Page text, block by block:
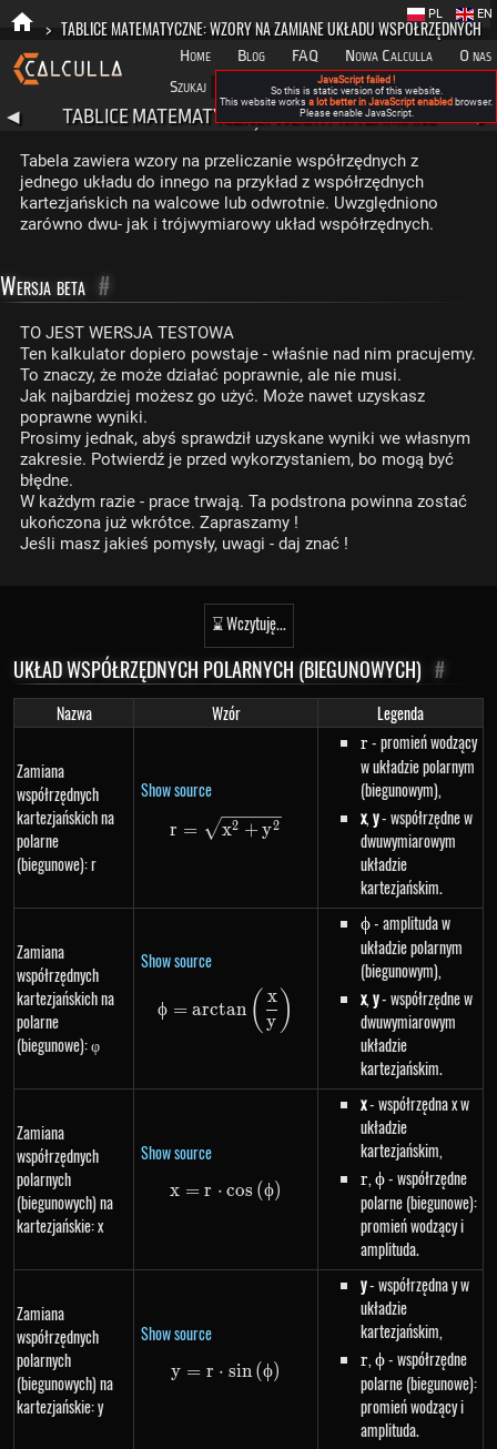
> TABLICE MATEMATYCZNE: WZORY NA ZAMIANE UKŁADU WSPÓŁRZĘDNYCH
Home Blog FAQ Nowa Calculla
O nas
Szukaj
Kategorie
EN
PL
◀
TABLICE MATEMATYCZNE: WZORY NA ZAMIANE
Tabela zawiera wzory na przeliczanie współrzędnych z
jednego układu do innego na przykład z współrzędnych
kartezjańskich na walcowe lub odwrotnie. Uwzględniono
zarówno dwu- jak i trójwymiarowy układ współrzędnych.
Wersja beta #
TO JEST WERSJA TESTOWA
Ten kalkulator dopiero powstaje - właśnie nad nim pracujemy.
To znaczy, że może działać poprawnie, ale nie musi.
Jak najbardziej możesz go użyć. Może nawet uzyskasz
poprawne wyniki.
Prosimy jednak, abyś sprawdził uzyskane wyniki we własnym
zakresie. Potwierdź je przed wykorzystaniem, bo mogą być
błędne.
W każdym razie - prace trwają. Ta podstrona powinna zostać
ukończona już wkrótce. Zapraszamy !
Jeśli masz jakieś pomysły, uwagi - daj znać !
⌛ Wczytuję...
UKŁAD WSPÓŁRZĘDNYCH POLARNYCH (BIEGUNOWYCH) #
Nazwa Wzór Legenda
Zamiana
współrzędnych
kartezjańskich na
polarne
(biegunowe): r
Show source
r=\sqrt{x^{2}+y^{2}}
r = x2 +y2
r
r - promień wodzący
w układzie polarnym
(biegunowym),
x,y- współrzędne w
dwuwymiarowym
układzie
kartezjańskim.
Zamiana
współrzędnych
kartezjańskich na
polarne
(biegunowe): φ
Show source
ϕ = arctan ( y
x )
\phi
ϕ- amplituda w
układzie polarnym
(biegunowym),
x,y- współrzędne w
dwuwymiarowym
układzie
kartezjańskim.
Zamiana
współrzędnych
polarnych
(biegunowych) na
kartezjańskie: x
Show source
x=r \cdot cos\left(\phi\right)
x = r ⋅ cos (ϕ)
x- współrzędna x w
układzie
kartezjańskim,
r
r,\phi
ϕ- współrzędne
polarne (biegunowe):
promień wodzący i
amplituda.
Zamiana
współrzędnych
polarnych
(biegunowych) na
kartezjańskie: y
Show source
y=r \cdot sin\left(\phi\right)
y = r ⋅ sin(ϕ)
y- współrzędna y w
układzie
kartezjańskim,
r
r,\phi
ϕ- współrzędne
polarne (biegunowe):
promień wodzący i
amplituda.
JavaScript failed !
So this is static version of this website.
This website works a lot better in JavaScript enabled browser.
Please enable JavaScript.